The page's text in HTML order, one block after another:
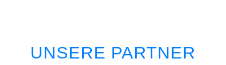
UNSERE PARTNER